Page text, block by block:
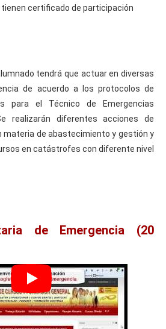
certificado de participación
tendrá que actuar en diversas
de acuerdo a los protocolos de
para el Técnico de Emergencias
realizarán diferentes acciones de
materia de abastecimiento y gestión y
en catástrofes con diferente nivel
de Emergencia (20